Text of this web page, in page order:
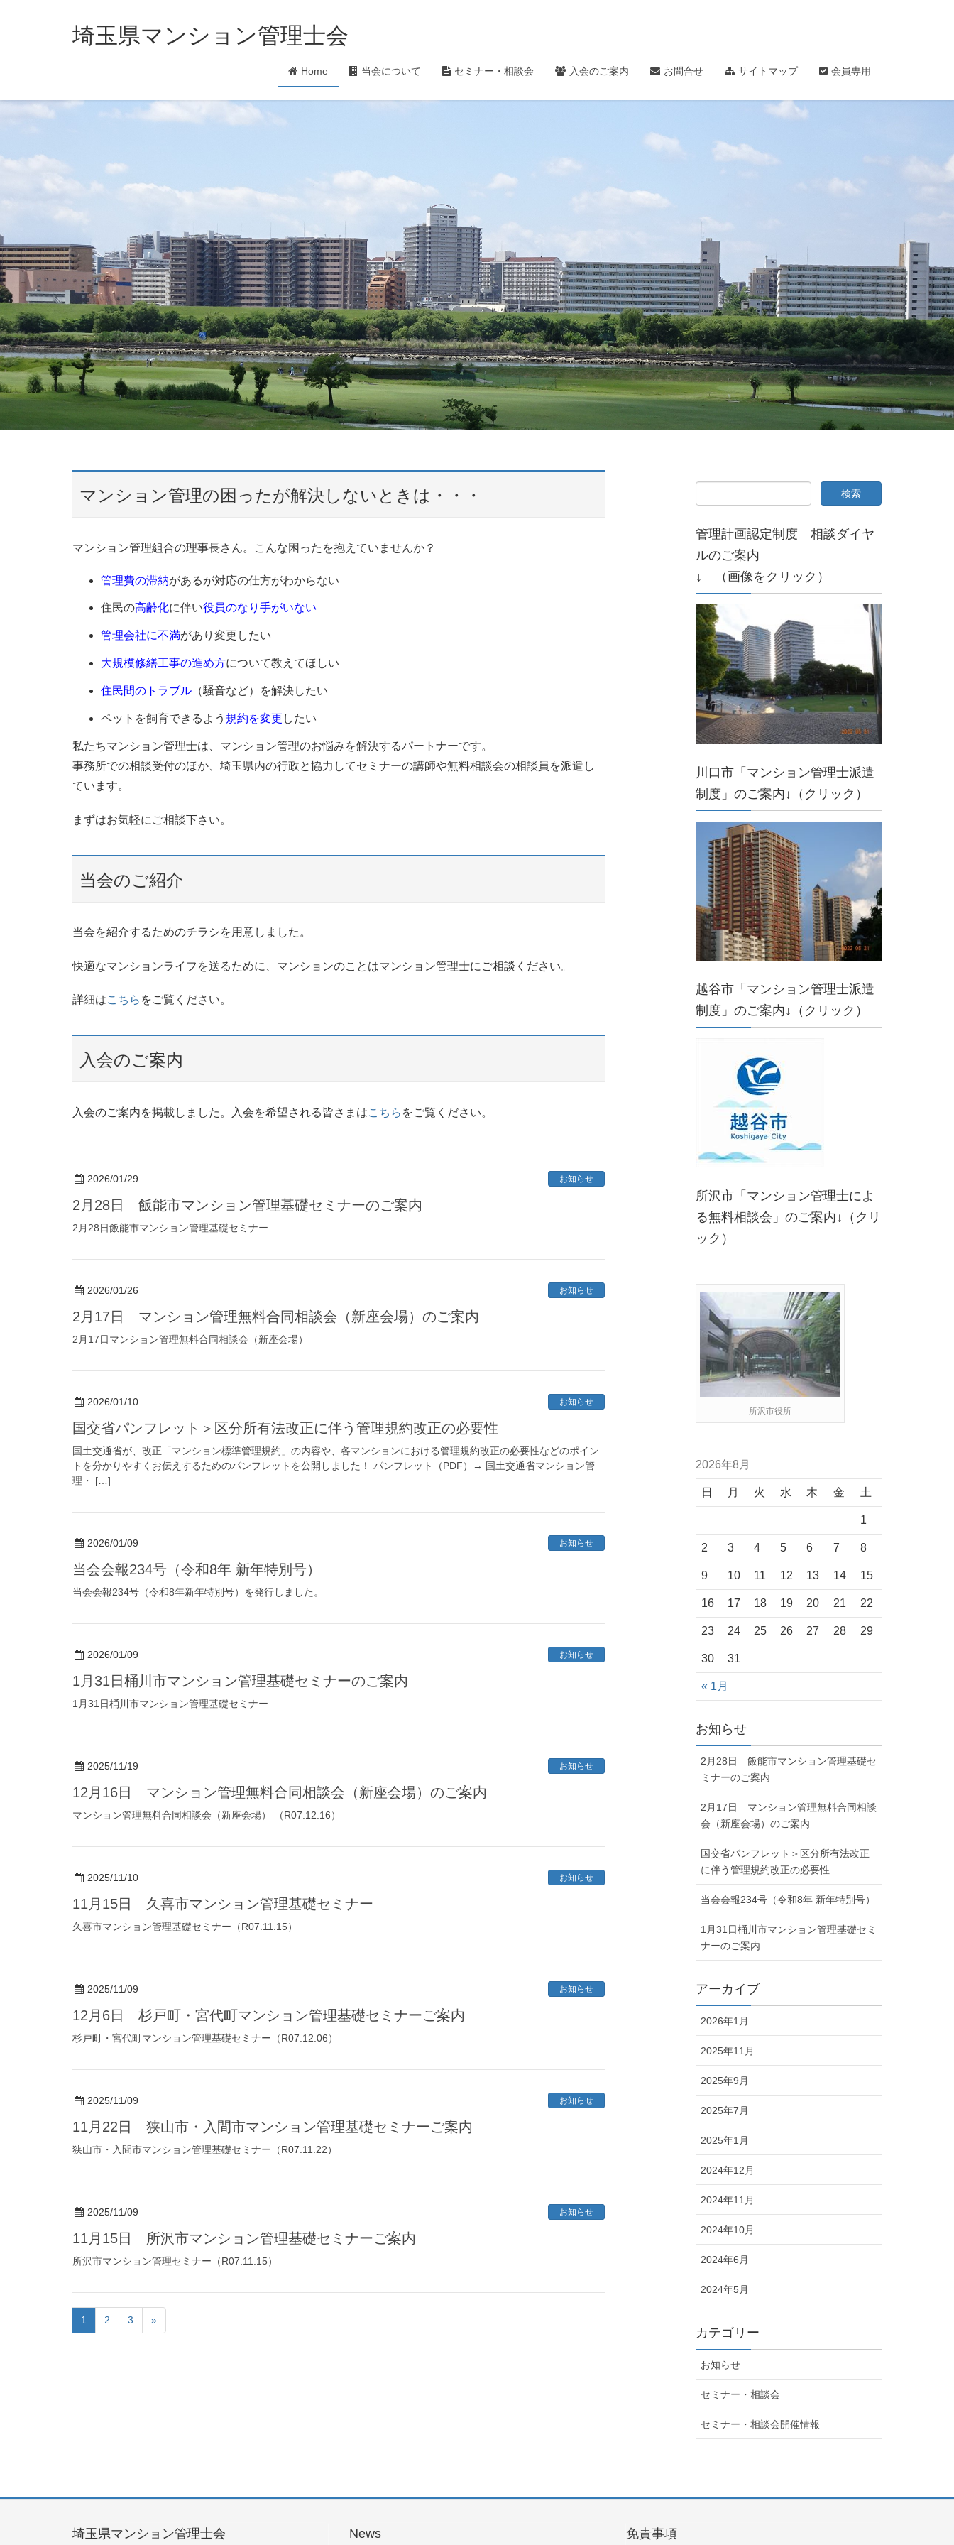
埼玉県マンション管理士会
Home 当会について セミナー・相談会 入会のご案内 お問合せ サイトマップ 会員専用
マンション管理の困ったが解決しないときは・・・
マンション管理組合の理事長さん。こんな困ったを抱えていませんか？
管理費の滞納があるが対応の仕方がわからない
住民の高齢化に伴い役員のなり手がいない
管理会社に不満があり変更したい
大規模修繕工事の進め方について教えてほしい
住民間のトラブル （騒音など）を解決したい
ペットを飼育できるよう 規約を変更 したい
私たちマンション管理士は、マンション管理のお悩みを解決するパートナーです。
事務所での相談受付のほか、埼玉県内の行政と協力してセミナーの講師や無料相談会の相談員を派遣し
ています。
まずはお気軽にご相談下さい。
当会のご紹介
当会を紹介するためのチラシを用意しました。
快適なマンションライフを送るために、マンションのことはマンション管理士にご相談ください。
詳細はこちら をご覧ください。
入会のご案内
入会のご案内を掲載しました。入会を希望される皆さまはこちら をご覧ください。
2026/01/29 お知らせ
2月28日 飯能市マンション管理基礎セミナーのご案内
2月28日飯能市マンション管理基礎セミナー
2026/01/26 お知らせ
2月17日 マンション管理無料合同相談会（新座会場）のご案内
2月17日マンション管理無料合同相談会（新座会場）
2026/01/10 お知らせ
国交省パンフレット＞区分所有法改正に伴う管理規約改正の必要性
国土交通省が、改正「マンション標準管理規約」の内容や、各マンションにおける管理規約改正の必要性などのポイン
トを分かりやすくお伝えするためのパンフレットを公開しました！ パンフレット（PDF）→ 国土交通省マンション管
理・ […]
2026/01/09 お知らせ
当会会報234号（令和8年 新年特別号）
当会会報234号（令和8年新年特別号）を発行しました。
2026/01/09 お知らせ
1月31日桶川市マンション管理基礎セミナーのご案内
1月31日桶川市マンション管理基礎セミナー
2025/11/19 お知らせ
12月16日 マンション管理無料合同相談会（新座会場）のご案内
マンション管理無料合同相談会（新座会場） （R07.12.16）
2025/11/10 お知らせ
11月15日 久喜市マンション管理基礎セミナー
久喜市マンション管理基礎セミナー（R07.11.15）
2025/11/09 お知らせ
12月6日 杉戸町・宮代町マンション管理基礎セミナーご案内
杉戸町・宮代町マンション管理基礎セミナー（R07.12.06）
2025/11/09 お知らせ
11月22日 狭山市・入間市マンション管理基礎セミナーご案内
狭山市・入間市マンション管理基礎セミナー（R07.11.22）
2025/11/09 お知らせ
11月15日 所沢市マンション管理基礎セミナーご案内
所沢市マンション管理セミナー（R07.11.15）
1 2 3 »
管理計画認定制度 相談ダイヤ
ルのご案内
↓ （画像をクリック）
川口市「マンション管理士派遣
制度」のご案内↓（クリック）
越谷市「マンション管理士派遣
制度」のご案内↓（クリック）
所沢市「マンション管理士によ
る無料相談会」のご案内↓（クリ
ック）
所沢市役所
2026年8月
日 月 火 水 木 金 土
« 1月
1
2 3 4 5 6 7 8
9 10 11 12 13 14 15
16 17 18 19 20 21 22
23 24 25 26 27 28 29
30 31
お知らせ
2月28日 飯能市マンション管理基礎セ
ミナーのご案内
2月17日 マンション管理無料合同相談
会（新座会場）のご案内
国交省パンフレット＞区分所有法改正
に伴う管理規約改正の必要性
当会会報234号（令和8年 新年特別号）
1月31日桶川市マンション管理基礎セミ
ナーのご案内
アーカイブ
2026年1月
2025年11月
2025年9月
2025年7月
2025年1月
2024年12月
2024年11月
2024年10月
2024年6月
2024年5月
カテゴリー
お知らせ
セミナー・相談会
セミナー・相談会開催情報
埼玉県マンション管理士会 News 免責事項